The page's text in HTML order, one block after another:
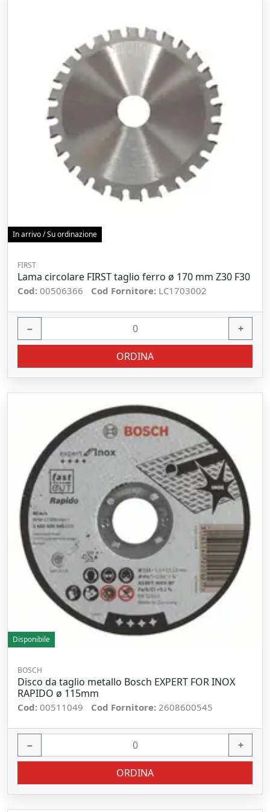
In arrivo / Su ordinazione
FIRST
Lama circolare FIRST taglio ferro ø 170 mm Z30 F30
Cod: 00506366 Cod Fornitore: LC1703002
− +
ORDINA
Disponibile
BOSCH
Disco da taglio metallo Bosch EXPERT FOR INOX
RAPIDO ø 115mm
Cod: 00511049 Cod Fornitore: 2608600545
− +
ORDINA